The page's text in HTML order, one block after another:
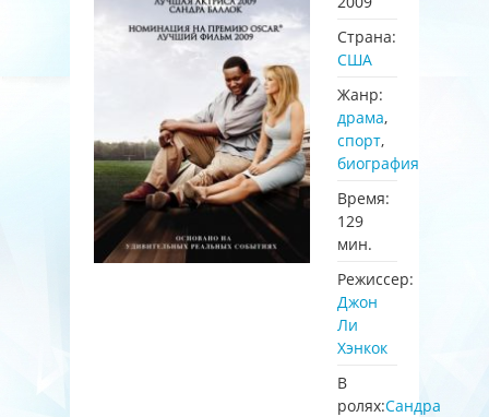
Страна:
США
Жанр:
драма,
спорт,
биография
Время:
129
мин.
Режиссер:
Джон
Ли
Хэнкок
В
ролях:Сандра